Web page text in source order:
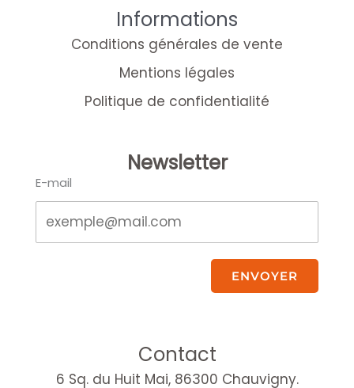
Informations
Conditions générales de vente
Mentions légales
Politique de confidentialité
Newsletter
E-mail
ENVOYER
Contact
6 Sq. du Huit Mai, 86300 Chauvigny.